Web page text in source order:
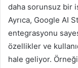
daha sorunsuz bir
Ayrıca, Google AI
entegrasyonu
özellikler ve
hale geliyor.